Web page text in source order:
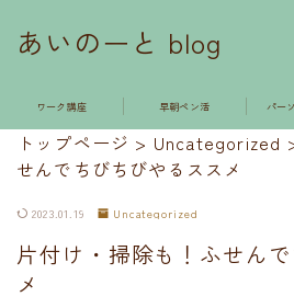
あいのーと blog
ワーク講座 早朝ペン活 パー
トップページ > Uncategorized
せんでちびちびやるススメ
2023.01.19 Uncategorized
片付け・掃除も！ふせん
メ